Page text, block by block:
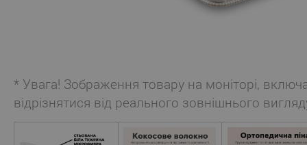
* Увага! Зображення товару на моніторі,
відрізнятися від реального зовнішнього